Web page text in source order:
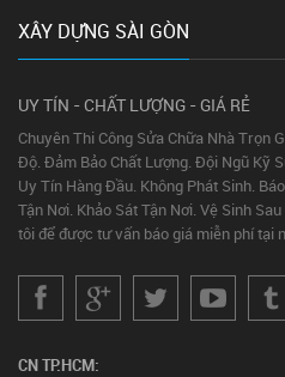
XÂY DỰNG SÀI GÒN
UY TÍN - CHẤT LƯỢNG - GIÁ RẺ
Chuyên Thi Công Sửa Chữa Nhà Trọn
Độ. Đảm Bảo Chất Lượng. Đội Ngũ Kỹ
Uy Tín Hàng Đầu. Không Phát Sinh.
Tận Nơi. Khảo Sát Tận Nơi. Vệ Sinh
tôi để được tư vấn báo giá miễn phí tại
CN TP.HCM: